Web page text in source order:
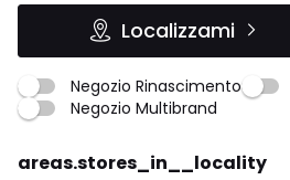
Localizzami
Negozio Rinascimento
Negozio Multibrand
areas.stores_in__locality